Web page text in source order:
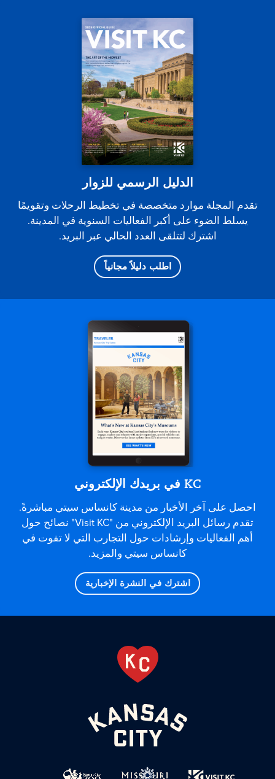
الدليل الرسمي للزوار
تقدم المجلة موارد متخصصة في تخطيط الرحلات وتقويمًا
يسلط الضوء على أكبر الفعاليات السنوية في المدينة.
اشترك لتتلقى العدد الحالي عبر البريد.
اطلب دليلاً مجانياً
KC في بريدك الإلكتروني
احصل على آخر الأخبار من مدينة كانساس سيتي مباشرةً.
تقدم رسائل البريد الإلكتروني من "Visit KC" نصائح حول
أهم الفعاليات وإرشادات حول التجارب التي لا تفوت في
كانساس سيتي والمزيد.
اشترك في النشرة الإخبارية